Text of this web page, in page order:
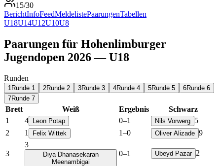
15/30
BerichtInfoFeedMeldelistePaarungenTabellen
U18U14U12U10U8
Paarungen für Hohenlimburger
Jugendopen 2026 — U18
Runden
1 Runde 1 2Runde 2 3Runde 3 4Runde 4 5Runde 5 6Runde 6
7Runde 7
Brett Weiß Ergebnis
Schwarz
1
4 Leon Potap 0–1 Nils Vorwerg 5
2
1 Felix Wittek 1–0 Oliver Alizade 9
3
3
Diya Dhanasekaran
Meenambigai
0–1 Ubeyd Pazar 2